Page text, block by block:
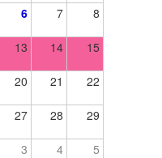
6 7 8
13 14 15
20 21 22
27 28 29
3 4 5